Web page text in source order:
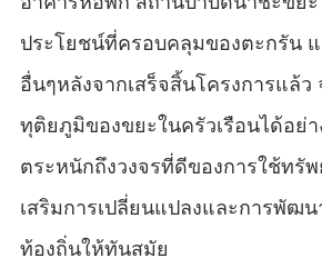
ประโยชน์ที่ครอบคลุมของตะกรัน แ
อื่นๆหลังจากเสร็จสิ้นโครงการแล้
ทุติยภูมิของขยะในครัวเรือนได้อย่
ตระหนักถึงวงจรที่ดีของการใช้ทรั
เสริมการเปลี่ยนแปลงและการพัฒน
ท้องถิ่นให้ทันสมัย